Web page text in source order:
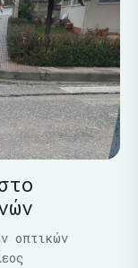
οπτικών